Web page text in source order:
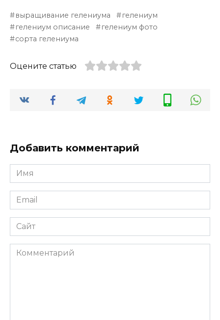
выращивание гелениума
гелениум
гелениум описание
гелениум фото
сорта гелениума
Оцените статью
Добавить комментарий
Имя
*
Email
*
Сайт
Комментарий